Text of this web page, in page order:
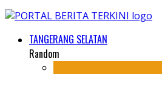
TANGERANG SELATAN
Random